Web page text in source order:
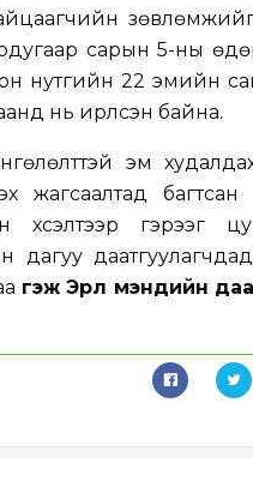
сарын 5-ны
нутгийн 22 эмийн
нь ирүүлсэн байна.
эм
жагсаалтад багтсан
гэрээг
гэж Эрүүл мэндийн